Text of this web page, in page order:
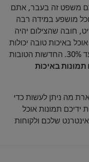
משפט זה בעבר, אתם
מושפע במידה רבה
חובה שהצילום יהיה
באיכות טובה יכולות
להגדיל את המכירות של מנה בתפריט עד 30%. החדשות הטובות
באיכות
מה ניתן לעשות כדי
ידיכם תמונות אוכל
שלכם ולקוחות